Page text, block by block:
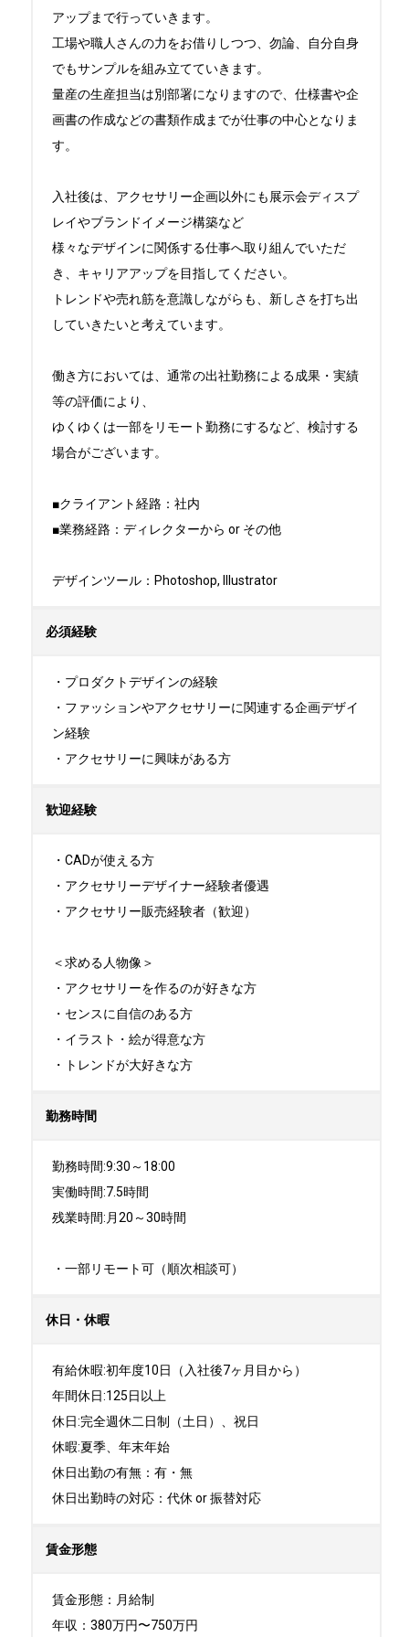
アップまで行っていきます。
工場や職人さんの力をお借りしつつ、勿論、自分自身
でもサンプルを組み立てていきます。
量産の生産担当は別部署になりますので、仕様書や企
画書の作成などの書類作成までが仕事の中心となりま
す。
入社後は、アクセサリー企画以外にも展示会ディスプ
レイやブランドイメージ構築など
様々なデザインに関係する仕事へ取り組んでいただ
き、キャリアアップを目指してください。
トレンドや売れ筋を意識しながらも、新しさを打ち出
していきたいと考えています。
働き方においては、通常の出社勤務による成果・実績
等の評価により、
ゆくゆくは一部をリモート勤務にするなど、検討する
場合がございます。
■クライアント経路：社内
■業務経路：ディレクターから or その他
デザインツール：Photoshop, Illustrator
必須経験
・プロダクトデザインの経験
・ファッションやアクセサリーに関連する企画デザイ
ン経験
・アクセサリーに興味がある方
歓迎経験
・CADが使える方
・アクセサリーデザイナー経験者優遇
・アクセサリー販売経験者（歓迎）
＜求める人物像＞
・アクセサリーを作るのが好きな方
・センスに自信のある方
・イラスト・絵が得意な方
・トレンドが大好きな方
勤務時間
勤務時間:9:30～18:00
実働時間:7.5時間
残業時間:月20～30時間
・一部リモート可（順次相談可）
休日・休暇
有給休暇:初年度10日（入社後7ヶ月目から）
年間休日:125日以上
休日:完全週休二日制（土日）、祝日
休暇:夏季、年末年始
休日出勤の有無：有・無
休日出勤時の対応：代休 or 振替対応
賃金形態
賃金形態：月給制
年収：380万円〜750万円